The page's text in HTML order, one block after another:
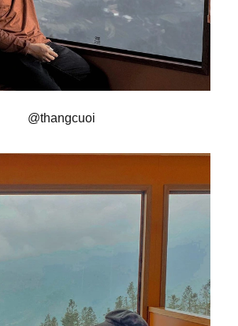
@thangcuoi